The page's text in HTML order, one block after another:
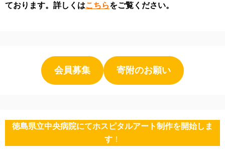
ております。詳しくはこちらをご覧ください。
会員募集 寄附のお願い
徳島県立中央病院にてホスピタルアート制作を開始しま
す ！